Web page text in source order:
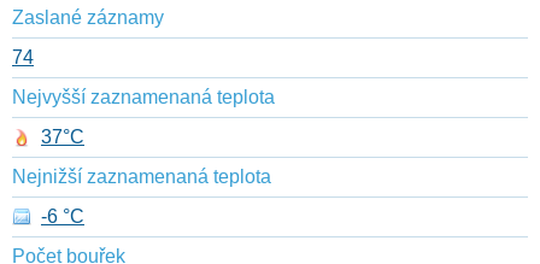
Zaslané záznamy
74
Nejvyšší zaznamenaná teplota
37°C
Nejnižší zaznamenaná teplota
-6 °C
Počet bouřek